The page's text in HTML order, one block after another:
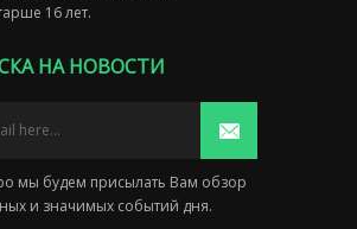
16 лет.
НА НОВОСТИ
мы будем присылать Вам обзор
и значимых событий дня.